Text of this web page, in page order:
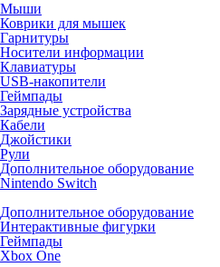
Мыши
Коврики для мышек
Гарнитуры
Носители информации
Клавиатуры
USB-накопители
Геймпады
Зарядные устройства
Кабели
Джойстики
Рули
Дополнительное оборудование
Nintendo Switch
Дополнительное оборудование
Интерактивные фигурки
Геймпады
Xbox One